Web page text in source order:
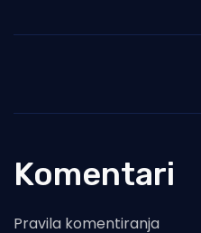
Komentari
Pravila komentiranja